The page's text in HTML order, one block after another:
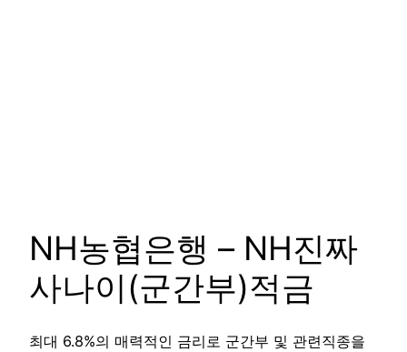
NH농협은행 – NH진짜
사나이(군간부)적금
최대 6.8%의 매력적인 금리로 군간부 및 관련직종을